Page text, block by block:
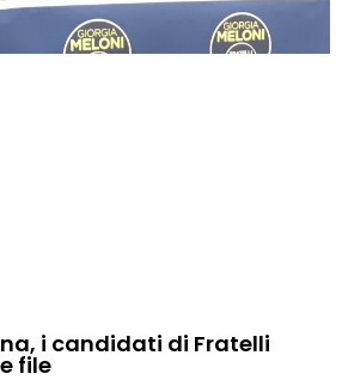
i candidati di Fratelli
file